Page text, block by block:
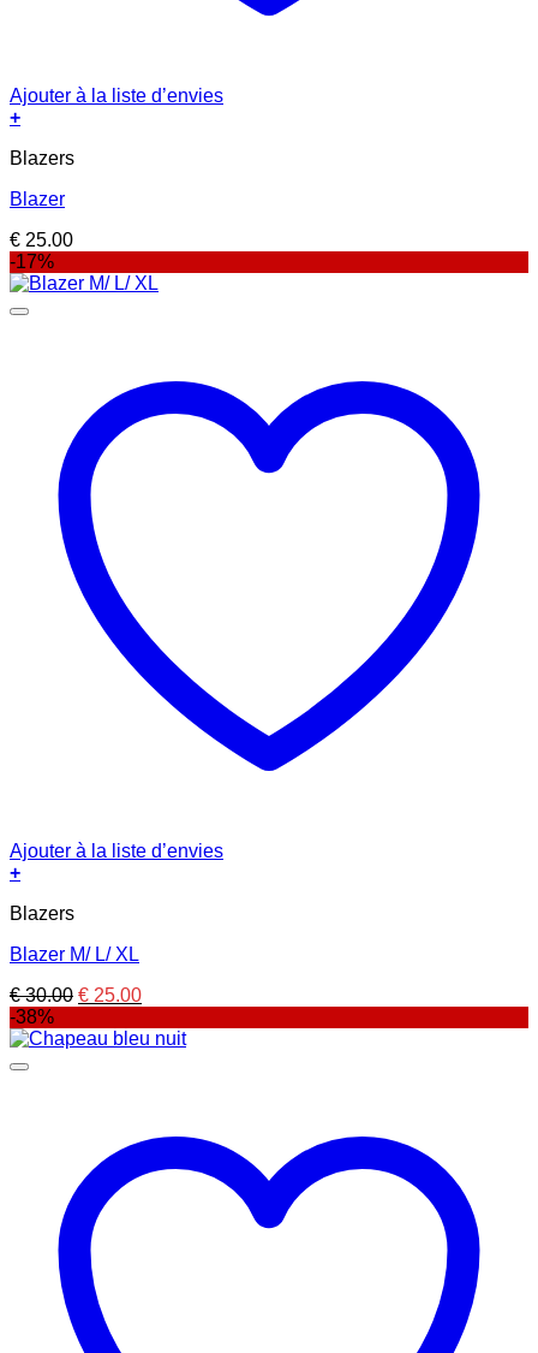
Ajouter à la liste d’envies
+
Blazers
Blazer
€ 25.00
-17%
Ajouter à la liste d’envies
+
Blazers
Blazer M/ L/ XL
€30.00 Le
initial
€ 25.00Le
actuel
-38%